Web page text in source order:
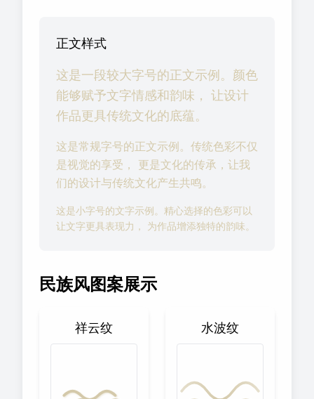
正文样式
这是一段较大字号的正文示例。颜色
能够赋予文字情感和韵味， 让设计
作品更具传统文化的底蕴。
这是常规字号的正文示例。传统色彩不仅
是视觉的享受， 更是文化的传承，让我
们的设计与传统文化产生共鸣。
这是小字号的文字示例。精心选择的色彩可以
让文字更具表现力， 为作品增添独特的韵味。
民族风图案展示
祥云纹 水波纹